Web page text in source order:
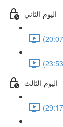
اليوم الثاني
اليوم الثالث